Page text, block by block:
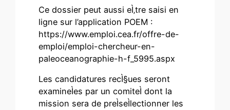
Ce dossier peut aussi eÌ‚tre saisi en
ligne sur l’application POEM :
https://www.emploi.cea.fr/offre-de-
emploi/emploi-chercheur-en-
paleoceanographie-h-f_5995.aspx
Les candidatures recÌ§ues seront
examineÌes par un comiteÌ dont la
mission sera de preÌseÌlectionner les